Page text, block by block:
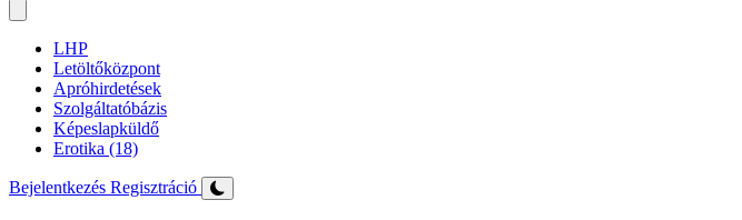
LHP
Letöltőközpont
Apróhirdetések
Szolgáltatóbázis
Képeslapküldő
Erotika (18)
Bejelentkezés Regisztráció